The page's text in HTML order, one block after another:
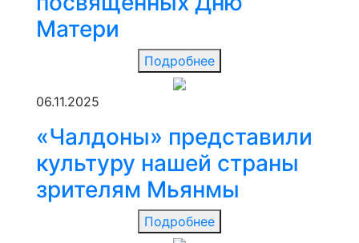
Матери
Подробнее
06.11.2025
«Чалдоны» представили
культуру нашей страны
зрителям Мьянмы
Подробнее